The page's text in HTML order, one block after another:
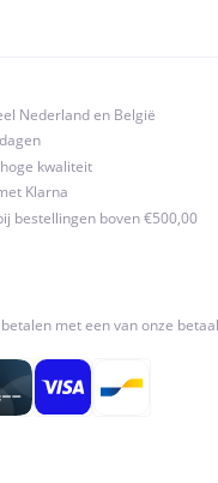
Nederland en België
kwaliteit
Klarna
bestellingen boven €500,00
met een van onze